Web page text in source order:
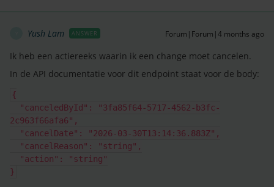
Yush Lam ANSWER Forum|Forum|4 months ago
Ik heb een actiereeks waarin ik een change moet cancelen.
In de API documentatie voor dit endpoint staat voor de body:
{
2c963f66afa6",
  "cancelDate": "2026-03-30T13:14:36.883Z",
  "cancelReason": "string",
  "action": "string"
}